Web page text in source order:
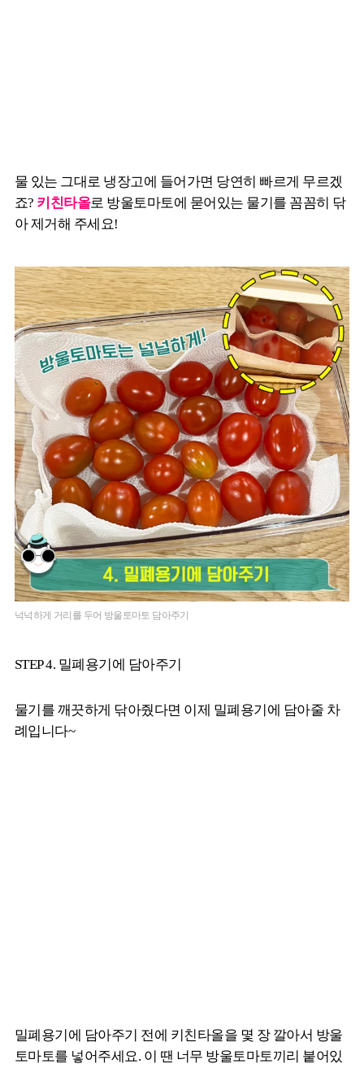
물 있는 그대로 냉장고에 들어가면 당연히 빠르게 무르겠
죠? 키친타올로 방울토마토에 묻어있는 물기를 꼼꼼히 닦
아 제거해 주세요!
넉넉하게 거리를 두어 방울토마토 담아주기
STEP 4. 밀폐용기에 담아주기
물기를 깨끗하게 닦아줬다면 이제 밀폐용기에 담아줄 차
례입니다~
밀폐용기에 담아주기 전에 키친타올을 몇 장 깔아서 방울
토마토를 넣어주세요. 이 땐 너무 방울토마토끼리 붙어있